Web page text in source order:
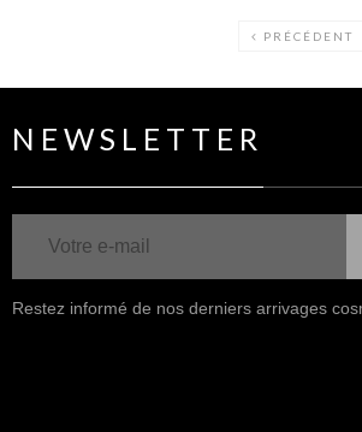
PRÉCÉDENT
NEWSLETTER
Restez informé de nos derniers arrivages